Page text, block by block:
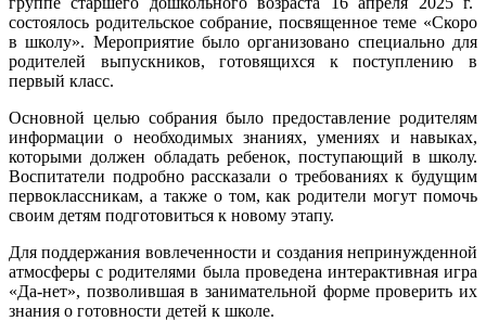
состоялось родительское собрание, посвященное теме «Скоро
в школу». Мероприятие было организовано специально для
родителей выпускников, готовящихся к поступлению в
первый класс.
Основной целью собрания было предоставление родителям
информации о необходимых знаниях, умениях и навыках,
которыми должен обладать ребенок, поступающий в школу.
Воспитатели подробно рассказали о требованиях к будущим
первоклассникам, а также о том, как родители могут помочь
своим детям подготовиться к новому этапу.
Для поддержания вовлеченности и создания непринужденной
атмосферы с родителями была проведена интерактивная игра
«Да-нет», позволившая в занимательной форме проверить их
знания о готовности детей к школе.